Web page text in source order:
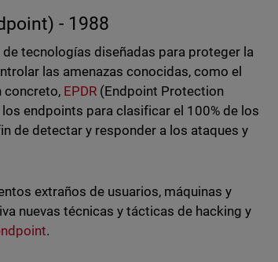
- 1988
tecnologías diseñadas para proteger la
las amenazas conocidas, como el
concreto, EPDR (Endpoint Protection
endpoints para clasificar el 100% de los
de detectar y responder a los ataques y
extraños de usuarios, máquinas y
nuevas técnicas y tácticas de hacking y
.